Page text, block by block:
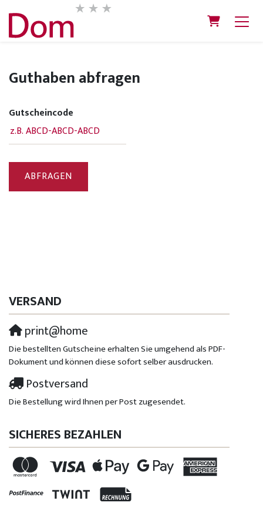
Warenkorb
Guthaben abfragen
Gutscheincode
ABFRAGEN
VERSAND
print@home
Die bestellten Gutscheine erhalten Sie umgehend als PDF-
Dokument und können diese sofort selber ausdrucken.
Postversand
Die Bestellung wird Ihnen per Post zugesendet.
SICHERES BEZAHLEN